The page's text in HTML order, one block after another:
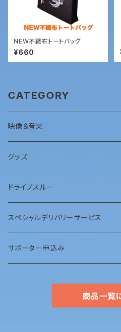
NEW不織布トートバッグ
¥660
CATEGORY
映像＆音楽
ＤＶＤ
ＣＤ
グッズ
ドライブスルー
スペシャルデリバリーサービス
サポーター申込み
商品一覧